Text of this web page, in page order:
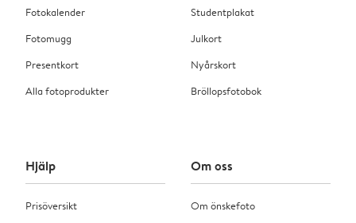
Fotokalender
Fotomugg
Presentkort
Alla fotoprodukter
Studentplakat
Julkort
Nyårskort
Bröllopsfotobok
Hjälp
Prisöversikt
Om oss
Om önskefoto